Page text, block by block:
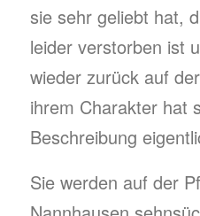
sie sehr geliebt hat,
leider verstorben ist
wieder zurück auf
ihrem Charakter hat
Beschreibung
Sie werden auf der